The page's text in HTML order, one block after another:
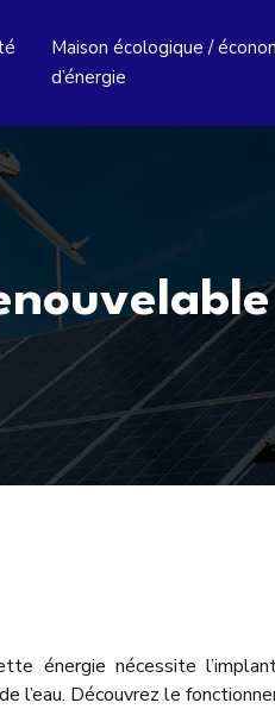
Maison écologique /
d’énergie
énergie nécessite
l’eau. Découvrez le